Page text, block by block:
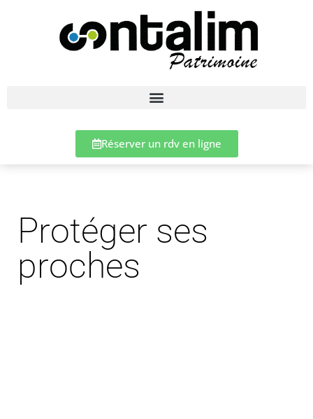
Réserver un rdv en ligne
Protéger ses
proches